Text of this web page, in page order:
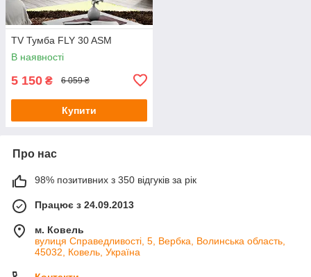
TV Тумба FLY 30 ASM
В наявності
5 150 ₴ 6 059 ₴
Купити
Про нас
98% позитивних з 350 відгуків за рік
Працює з 24.09.2013
м. Ковель
вулиця Справедливості, 5, Вербка, Волинська область,
45032, Ковель, Україна